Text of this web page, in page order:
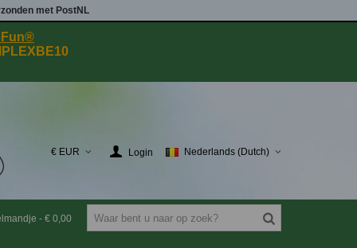
met PostNL
€ EUR Login Nederlands (Dutch)
- € 0,00